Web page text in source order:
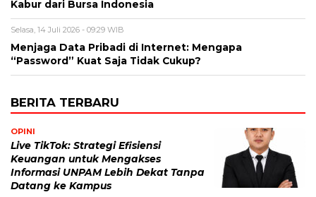
Kabur dari Bursa Indonesia
Selasa, 14 Juli 2026 - 09:29 WIB
Menjaga Data Pribadi di Internet: Mengapa
“Password” Kuat Saja Tidak Cukup?
BERITA TERBARU
OPINI
Live TikTok: Strategi Efisiensi
Keuangan untuk Mengakses
Informasi UNPAM Lebih Dekat Tanpa
Datang ke Kampus